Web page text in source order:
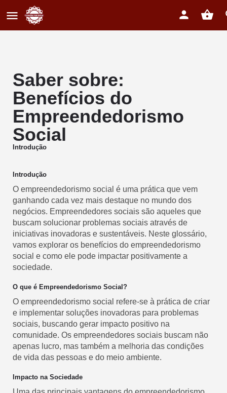
Saber sobre:
Benefícios do
Empreendedorismo
Social
Introdução
Introdução
O empreendedorismo social é uma prática que vem
ganhando cada vez mais destaque no mundo dos
negócios. Empreendedores sociais são aqueles que
buscam solucionar problemas sociais através de
iniciativas inovadoras e sustentáveis. Neste glossário,
vamos explorar os benefícios do empreendedorismo
social e como ele pode impactar positivamente a
sociedade.
O que é Empreendedorismo Social?
O empreendedorismo social refere-se à prática de criar
e implementar soluções inovadoras para problemas
sociais, buscando gerar impacto positivo na
comunidade. Os empreendedores sociais buscam não
apenas lucro, mas também a melhoria das condições
de vida das pessoas e do meio ambiente.
Impacto na Sociedade